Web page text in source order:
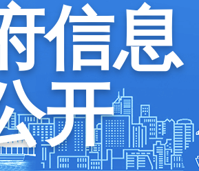
信息
开